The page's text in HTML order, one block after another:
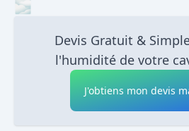
🌫
Devis Gratuit &
l'humidité de votre
J'obtiens mon devis